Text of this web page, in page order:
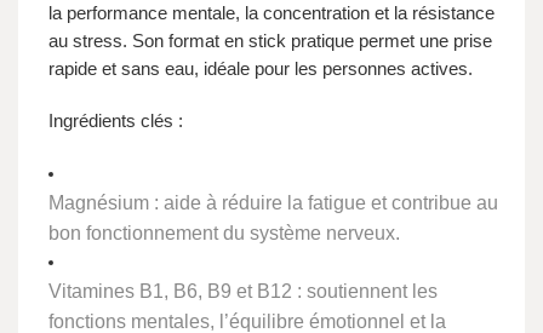
la performance mentale, la concentration et la résistance
au stress. Son format en stick pratique permet une prise
rapide et sans eau, idéale pour les personnes actives.
Ingrédients clés :
Magnésium : aide à réduire la fatigue et contribue au
bon fonctionnement du système nerveux.
Vitamines B1, B6, B9 et B12 : soutiennent les
fonctions mentales, l’équilibre émotionnel et la